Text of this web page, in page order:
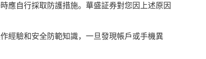
應自行採取防護措施。華盛証券對您因上述原因
經驗和安全防範知識，一旦發現帳戶或手機異